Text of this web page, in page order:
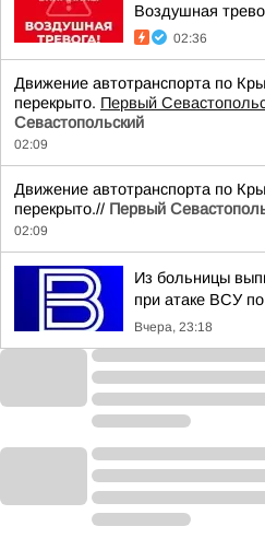
Воздушная
02:36
Движение автотранспорта по
перекрыто. Первый
Севастопольский
02:09
Движение автотранспорта по
перекрыто.// Первый
02:09
Из больницы
при атаке ВСУ
Вчера, 23:18